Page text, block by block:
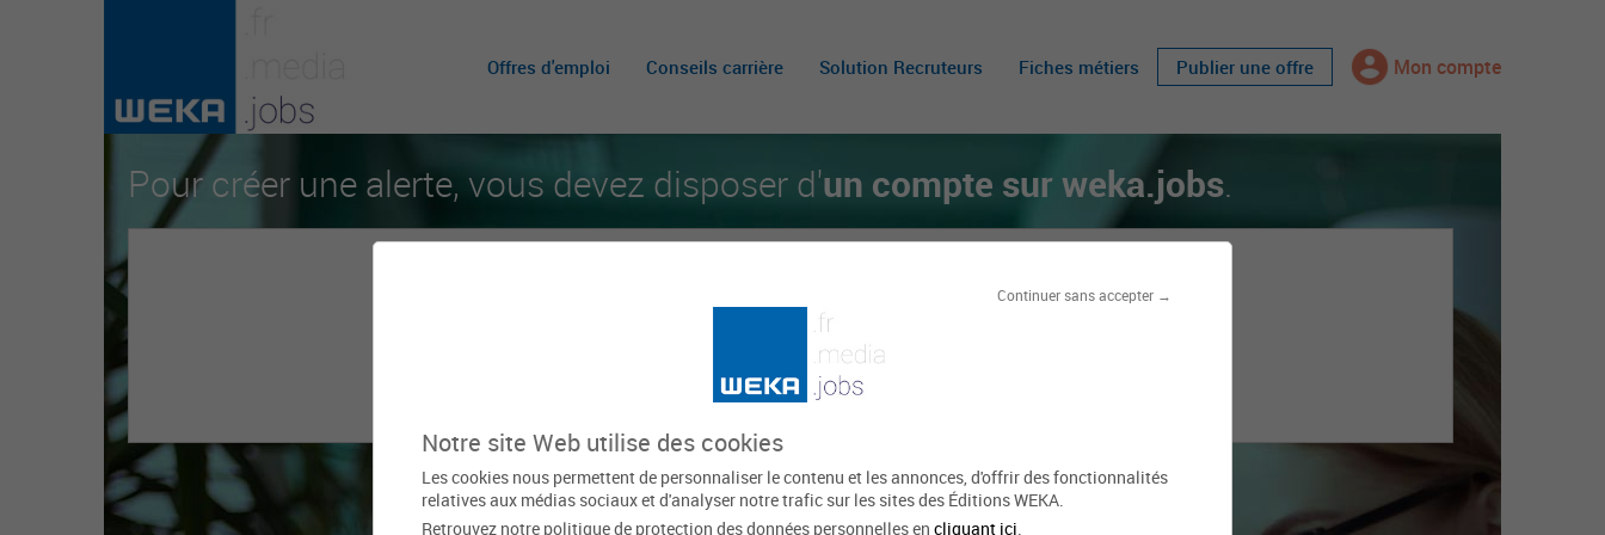
Continuer sans accepter →
Notre site Web utilise des cookies
Les cookies nous permettent de personnaliser le contenu et les annonces, d'offrir des fonctionnalités
relatives aux médias sociaux et d'analyser notre trafic sur les sites des Éditions WEKA.
Retrouvez notre politique de protection des données personnelles en cliquant ici
Offres d'emploi Conseils carrière Solution Recruteurs Fiches métiers Publier une offre Mon compte
Pour créer une alerte, vous devez disposer d'un compte sur weka.jobs.
RECEVEZ LES NOUVELLES OFFRES
qui correspondent à votre recherche.